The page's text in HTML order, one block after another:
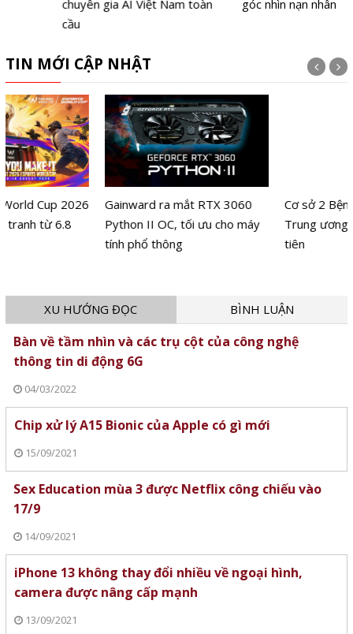
chuyên gia AI Việt Nam toàn
góc nhìn nạn nhân
TIN MỚI CẬP NHẬT
Gainward ra mắt RTX 3060
Python II OC, tối ưu cho máy
Cơ sở 2 Bệnh viện Phụ Sản
Trung ương đón ca sinh đầu
XU HƯỚNG ĐỌC BÌNH LUẬN
Bàn về tầm nhìn và các trụ cột của công nghệ
thông tin di động 6G
04/03/2022
Chip xử lý A15 Bionic của Apple có gì mới
15/09/2021
Sex Education mùa 3 được Netflix công chiếu vào
17/9
14/09/2021
iPhone 13 không thay đổi nhiều về ngoại hình,
camera được nâng cấp mạnh
13/09/2021